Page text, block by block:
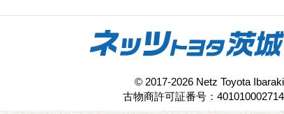
© 2017-2026 Netz Toyota Ibaraki
古物商許可証番号：401010002714